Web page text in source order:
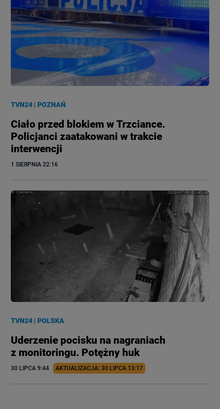
TVN24 |POZNAŃ
Ciało przed blokiem w Trzciance.
Policjanci zaatakowani w trakcie
interwencji
1 SIERPNIA 22:16
TVN24 |POLSKA
Uderzenie pocisku na nagraniach
z monitoringu. Potężny huk
30 LIPCA 9:44 AKTUALIZACJA: 30 LIPCA 13:17